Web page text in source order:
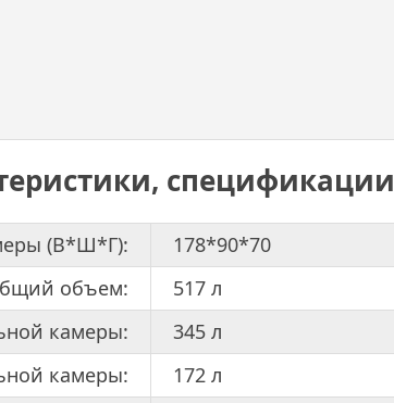
спецификации
(В*Ш*Г):
178*90*70
объем:
517 л
камеры:
345 л
камеры:
172 л